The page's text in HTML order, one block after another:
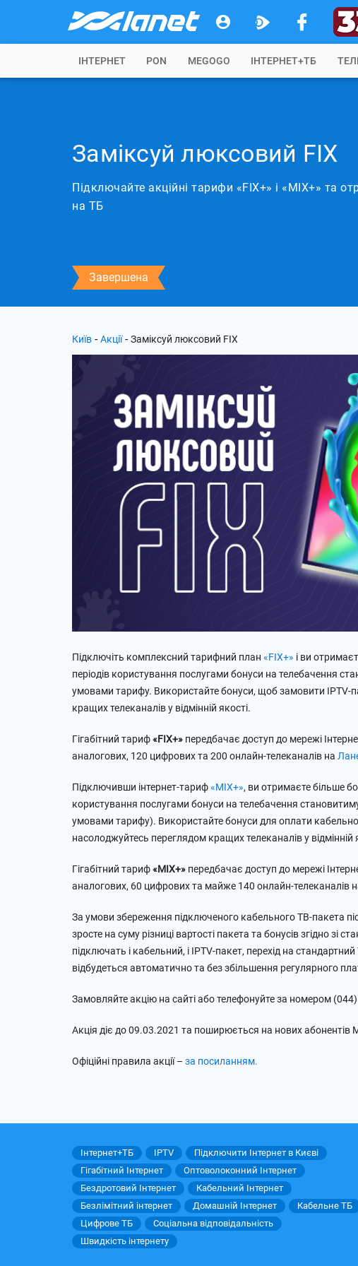
IНТЕРНЕТ PON MEGOGO ІНТЕРНЕТ+ТБ
Заміксуй люксовий FIX
Підключайте акційні тарифи «FIX+» і «MIX+» та
на ТБ
Завершена
Київ - Акції - Заміксуй люксовий FIX
Підключіть комплексний тарифний план «FIX+» і ви
періодів користування послугами бонуси на телебачення
умовами тарифу. Використайте бонуси, щоб замовити IPTV-
кращих телеканалів у відмінній якості.
Гігабітний тариф«FIX+» передбачає доступ до мережі
аналогових, 120 цифрових та 200 онлайн-телеканалів на
Підключивши інтернет-тариф«MIX+», ви отримаєте більше
користування послугами бонуси на телебачення
умовами тарифу). Використайте бонуси для оплати
насолоджуйтесь переглядом кращих телеканалів у відмінній
Гігабітний тариф«MIX+» передбачає доступ до мережі
аналогових, 60 цифрових та майже 140 онлайн-телеканалів
За умови збереження підключеного кабельного ТВ-пакета
зросте на суму різниці вартості пакета та бонусів згідно зі
підключать і кабельний, і IPTV-пакет, перехід на
відбудеться автоматично та без збільшення регулярного
Замовляйте акцію на сайті або телефонуйте за номером
Акція діє до 09.03.2021 та поширюється на нових абонентів
Офіційні правила акції – за посиланням.
Інтернет+ТБ IPTV
Підключити Інтернет в Києві
Гігабітний Інтернет
Оптоволоконний Інтернет
Бездротовий Інтернет
Кабельний Інтернет
Безлімітний інтернет
Домашній Інтернет
Кабельне ТБ
Цифрове ТБ
Соціальна відповідальність
Швидкість інтернету